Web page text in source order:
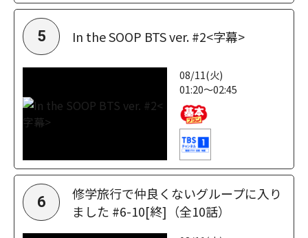
5 In the SOOP BTS ver. #2<字幕>
08/11(火)
01:20～02:45
6
修学旅行で仲良くないグループに入り
ました #6-10[終]（全10話）